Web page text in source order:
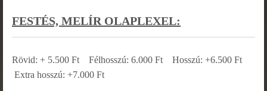
FESTÉS, MELÍR OLAPLEXEL:
Rövid: + 5.500 Ft Félhosszú: 6.000 Ft Hosszú: +6.500 Ft
Extra hosszú: +7.000 Ft